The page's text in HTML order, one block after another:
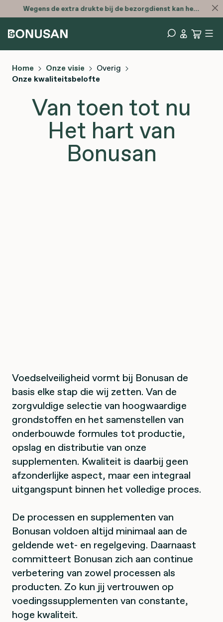
Wegens de extra drukte bij de bezorgdienst kan het zijn dat je bestelling later is
Home Onze visie
Overig
Onze kwaliteitsbelofte
Van toen tot nu
Het hart van
Bonusan
Voedselveiligheid vormt bij Bonusan de
basis elke stap die wij zetten. Van de
zorgvuldige selectie van hoogwaardige
grondstoffen en het samenstellen van
onderbouwde formules tot productie,
opslag en distributie van onze
supplementen. Kwaliteit is daarbij geen
afzonderlijke aspect, maar een integraal
uitgangspunt binnen het volledige proces.
De processen en supplementen van
Bonusan voldoen altijd minimaal aan de
geldende wet- en regelgeving. Daarnaast
committeert Bonusan zich aan continue
verbetering van zowel processen als
producten. Zo kun jij vertrouwen op
voedingssupplementen van constante,
hoge kwaliteit.